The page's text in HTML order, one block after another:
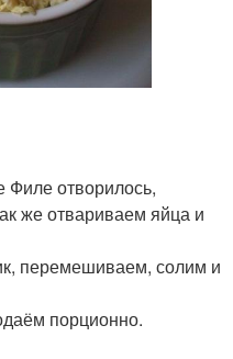
Филе отворилось,
же отвариваем яйца и
перемешиваем, солим и
порционно.